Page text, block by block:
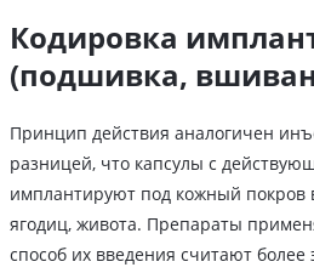
Кодировка
(подшивка,
Принцип действия аналогичен
разницей, что капсулы с
имплантируют под кожный покров
ягодиц, живота. Препараты
способ их введения считают